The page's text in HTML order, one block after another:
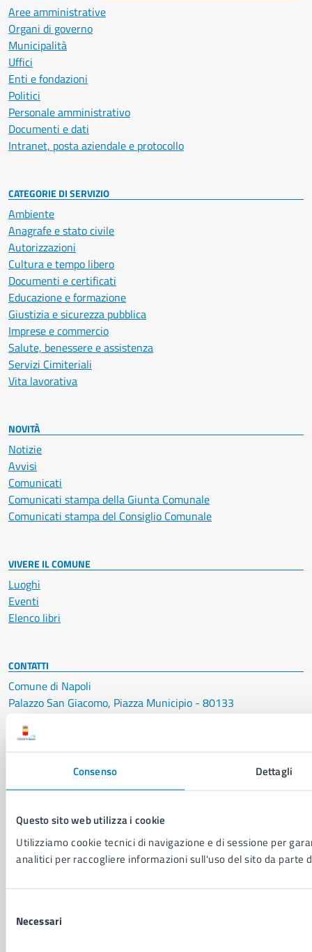
Consenso Dettagli
Questo sito web utilizza i cookie
Utilizziamo cookie tecnici di navigazione e di sessione per
analitici per raccogliere informazioni sull'uso del sito da parte
delNecessari
Aree amministrative
Organi di governo
Municipalità
Uffici
Enti e fondazioni
Politici
Personale amministrativo
Documenti e dati
Intranet, posta aziendale e protocollo
CATEGORIE DI SERVIZIO
Ambiente
Anagrafe e stato civile
Autorizzazioni
Cultura e tempo libero
Documenti e certificati
Educazione e formazione
Giustizia e sicurezza pubblica
Imprese e commercio
Salute, benessere e assistenza
Servizi Cimiteriali
Vita lavorativa
NOVITÀ
Notizie
Avvisi
Comunicati
Comunicati stampa della Giunta Comunale
Comunicati stampa del Consiglio Comunale
VIVERE IL COMUNE
Luoghi
Eventi
Elenco libri
CONTATTI
Comune di Napoli
Palazzo San Giacomo, Piazza Municipio - 80133
P. IVA: 01207650639
LEI: 8156007FF4DEB97ABA09
PEC:urp@pec.comune.napoli.it
Centralino unico:0817951111
Leggi le FAQ
Richiesta assistenza
Amministrazione trasparente